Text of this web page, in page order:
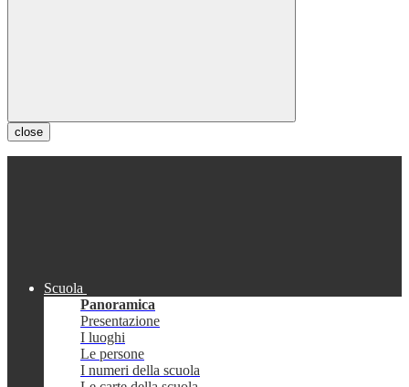
close
Scuola
Panoramica
Presentazione
I luoghi
Le persone
I numeri della scuola